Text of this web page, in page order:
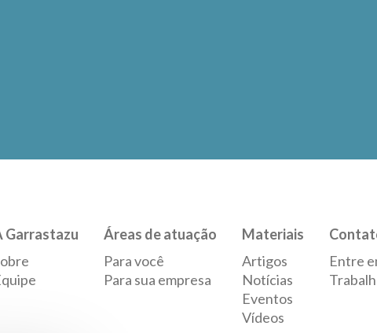
Garrastazu
Áreas de atuação
Para você
Para sua empresa
Materiais
Artigos
Notícias
Eventos
Vídeos
Entre